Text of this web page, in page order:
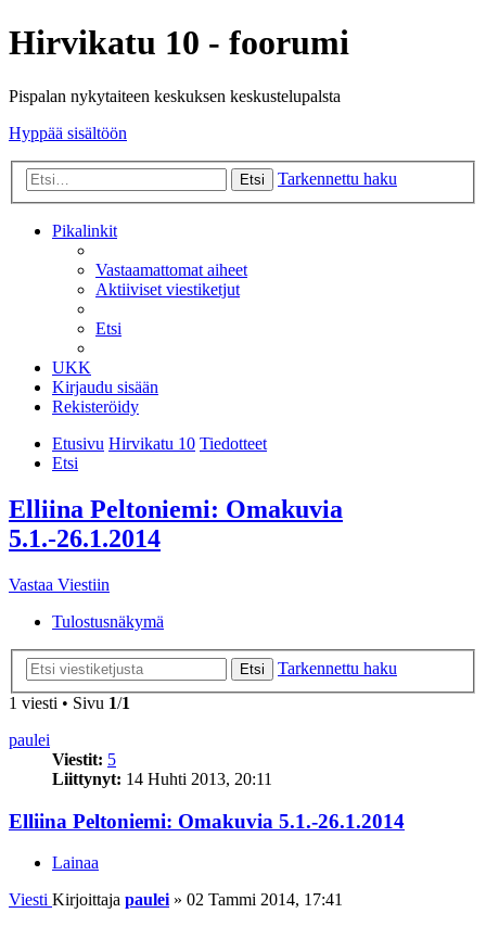
Hirvikatu 10 - foorumi
Pispalan nykytaiteen keskuksen keskustelupalsta
Hyppää sisältöön
Etsi Tarkennettu haku
Pikalinkit
Vastaamattomat aiheet
Aktiiviset viestiketjut
Etsi
UKK
Kirjaudu sisään
Rekisteröidy
Etusivu Hirvikatu 10 Tiedotteet
Etsi
Elliina Peltoniemi: Omakuvia
5.1.-26.1.2014
Vastaa Viestiin
Tulostusnäkymä
Etsi
Tarkennettu haku
1 viesti • Sivu 1/1
paulei
Viestit: 5
Liittynyt: 14 Huhti 2013, 20:11
Elliina Peltoniemi: Omakuvia 5.1.-26.1.2014
Lainaa
Viesti Kirjoittaja paulei » 02 Tammi 2014, 17:41